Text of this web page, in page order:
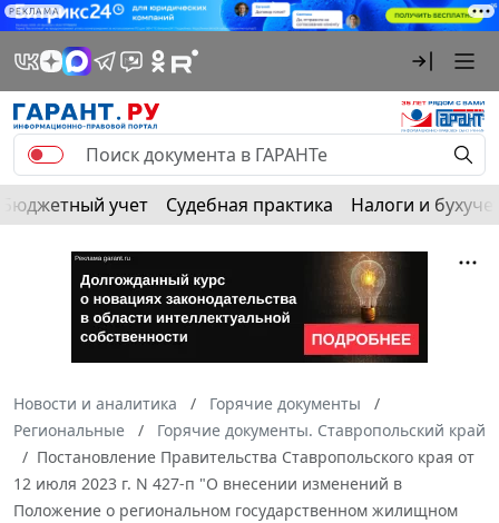
РЕКЛАМА
Бюджетный учет Судебная практика Налоги и
Новости и аналитика
Горячие документы
Региональные
Горячие документы. Ставропольский край
Постановление Правительства Ставропольского края от
12 июля 2023 г. N 427-п "О внесении изменений в
Положение о региональном государственном жилищном